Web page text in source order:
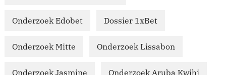
Onderzoek Edobet Dossier 1xBet
Onderzoek Mitte Onderzoek Lissabon
Onderzoek Jasmine Onderzoek Aruba Kwihi